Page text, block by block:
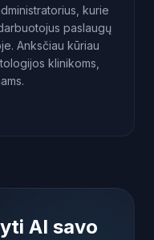
kurie
paslaugų
Anksčiau kūriau
klinikoms,
AI savo